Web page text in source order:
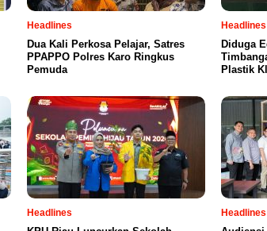
Headlines
Dua Kali Perkosa Pelajar, Satres
PPAPPO Polres Karo Ringkus
Pemuda
Headlines
Diduga
Plastik
Headlines Headlines